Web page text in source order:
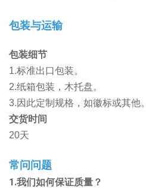
包装与运输
包装细节
1.标准出口包装。
2.纸箱包装，木托盘。
3.因此定制规格，如徽标或其他。
交货时间
20天
常问问题
1.我们如何保证质量？